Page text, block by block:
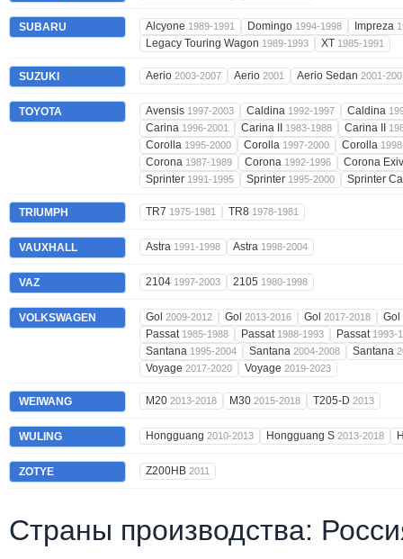
SUBARU Alcyone 1989-1991 Domingo 1994-1998 Impreza
Legacy Touring Wagon 1989-1993 XT 1985-1991
SUZUKI Aerio 2003-2007 Aerio 2001 Aerio Sedan 2001-
TOYOTA Avensis 1997-2003 Caldina 1992-1997 Caldina
Carina 1996-2001 Carina II 1983-1988 Carina II
Corolla 1995-2000 Corolla 1997-2000 Corolla
Corona 1987-1989 Corona 1992-1996
Corona
Sprinter 1991-1995 Sprinter 1995-2000 Sprinter
TRIUMPH TR7 1975-1981 TR8 1978-1981
VAUXHALL Astra 1991-1998 Astra 1998-2004
VAZ 2104 1997-2003 2105 1980-1998
VOLKSWAGEN Gol 2009-2012 Gol 2013-2016 Gol 2017-2018
Gol
Passat 1985-1988 Passat 1988-1993 Passat 1993-
Santana 1995-2004 Santana 2004-2008 Santana
Voyage 2017-2020 Voyage 2019-2023
WEIWANG M20 2013-2018 M30 2015-2018 T205-D 2013
WULING Hongguang 2010-2013 Hongguang S 2013-2018
ZOTYE Z200HB 2011
Страны производства: